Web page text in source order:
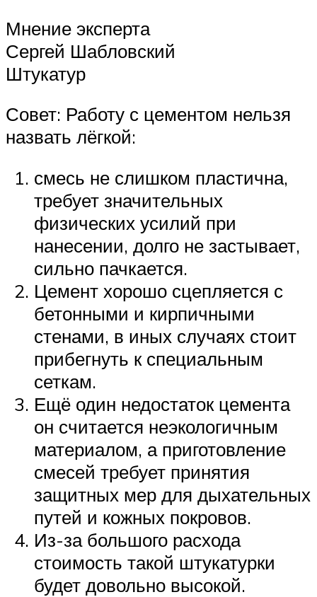
Мнение эксперта
Сергей Шабловский
Штукатур
Совет: Работу с цементом нельзя
назвать лёгкой:
смесь не слишком пластична,
требует значительных
физических усилий при
нанесении, долго не застывает,
сильно пачкается.
Цемент хорошо сцепляется с
бетонными и кирпичными
стенами, в иных случаях стоит
прибегнуть к специальным
сеткам.
Ещё один недостаток цемента
он считается неэкологичным
материалом, а приготовление
смесей требует принятия
защитных мер для дыхательных
путей и кожных покровов.
Из-за большого расхода
стоимость такой штукатурки
будет довольно высокой.